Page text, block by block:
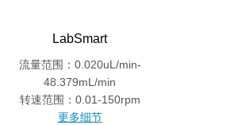
LabSmart
流量范围：0.020uL/min-
48.379mL/min
转速范围：0.01-150rpm
更多细节